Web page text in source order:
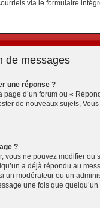
via le formulaire
de messages
une réponse ?
d’un forum ou «
de nouveaux sujets, Vous
?
vous ne pouvez modifier
a déjà répondu au
un modérateur ou un
une fois que